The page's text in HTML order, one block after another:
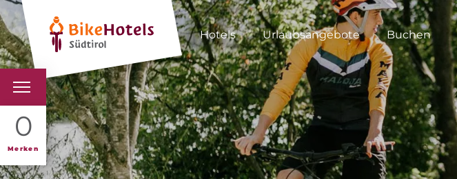
Hotels Urlaubsangebote Buchen
0
Merken
BIKEHOTELS
HOTELS & PAKETE